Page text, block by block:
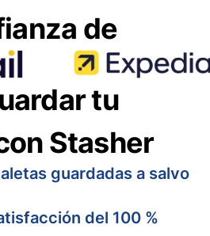
de
tu
Stasher
guardadas a salvo
del 100 %